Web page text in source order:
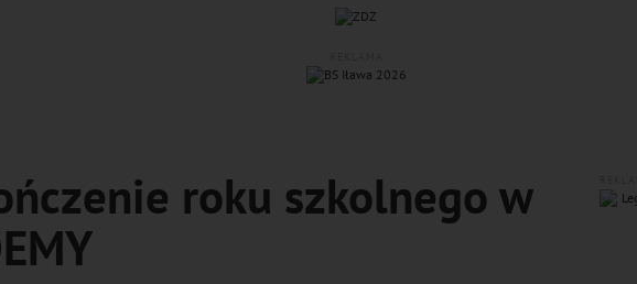
roku szkolnego w